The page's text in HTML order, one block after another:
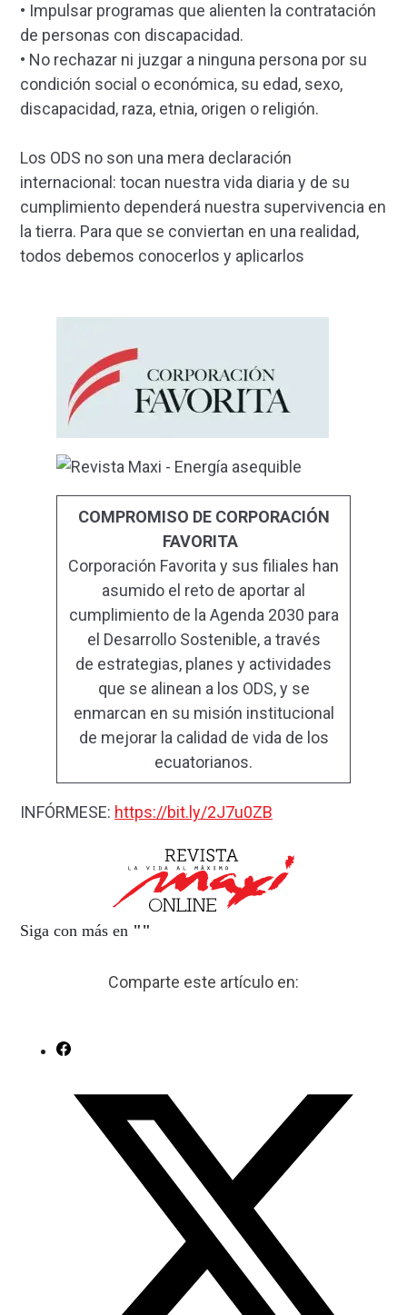
• Impulsar programas que alienten la contratación
de personas con discapacidad.
• No rechazar ni juzgar a ninguna persona por su
condición social o económica, su edad, sexo,
discapacidad, raza, etnia, origen o religión.
Los ODS no son una mera declaración
internacional: tocan nuestra vida diaria y de su
cumplimiento dependerá nuestra supervivencia en
la tierra. Para que se conviertan en una realidad,
todos debemos conocerlos y aplicarlos
COMPROMISO DE CORPORACIÓN
FAVORITA
Corporación Favorita y sus filiales han
asumido el reto de aportar al
cumplimiento de la Agenda 2030 para
el Desarrollo Sostenible, a través
de estrategias, planes y actividades
que se alinean a los ODS, y se
enmarcan en su misión institucional
de mejorar la calidad de vida de los
ecuatorianos.
INFÓRMESE: https://bit.ly/2J7u0ZB
Siga con más en " "
Comparte este artículo en: